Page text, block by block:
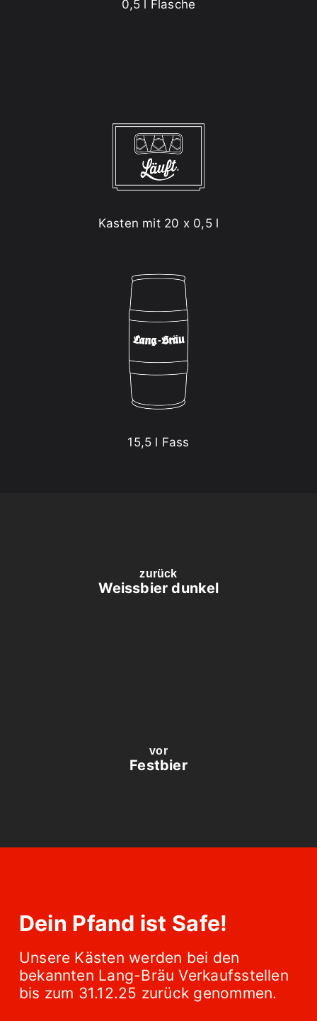
0,5 l Flasche
Kasten mit 20 x 0,5 l
15,5 l Fass
zurück
Weissbier dunkel
vor
Festbier
Dein Pfand ist Safe!
Unsere Kästen werden bei den
bekannten Lang-Bräu Verkaufsstellen
bis zum 31.12.25 zurück genommen.